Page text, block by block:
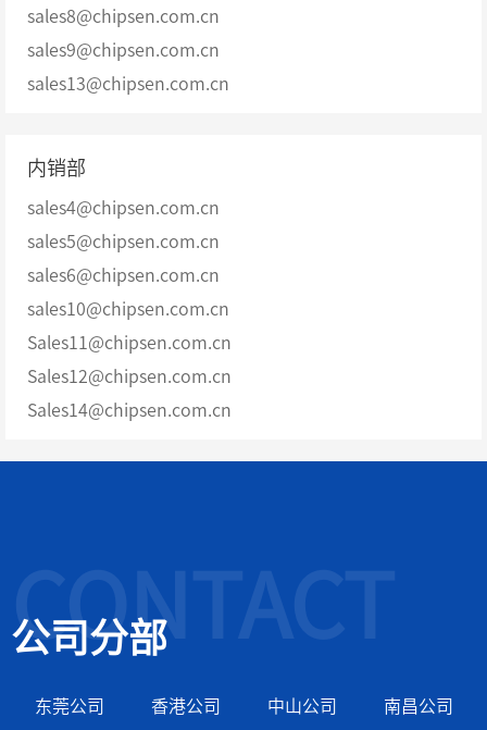
sales8@chipsen.com.cn
sales9@chipsen.com.cn
sales13@chipsen.com.cn
内销部
sales4@chipsen.com.cn
sales5@chipsen.com.cn
sales6@chipsen.com.cn
sales10@chipsen.com.cn
Sales11@chipsen.com.cn
Sales12@chipsen.com.cn
Sales14@chipsen.com.cn
CONTACT
公司分部
东莞公司 香港公司 中山公司 南昌公司